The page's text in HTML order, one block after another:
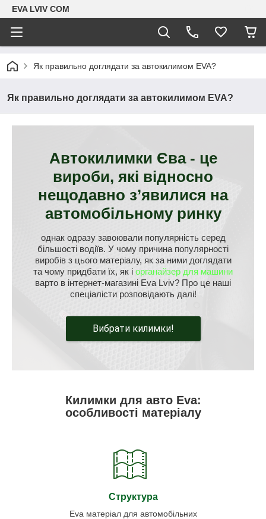
EVA LVIV COM
Як правильно доглядати за автокилимом EVA?
Як правильно доглядати за автокилимом EVA?
Автокилимки Єва - це
вироби, які відносно
нещодавно з’явилися на
автомобільному ринку
однак одразу завоювали популярність серед
більшості водіїв. У чому причина популярності
виробів з цього матеріалу, як за ними доглядати
та чому придбати їх, як і органайзер для машини
варто в інтернет-магазині Eva Lviv? Про це наші
спеціалісти розповідають далі!
Вибрати килимки!
Килимки для авто Eva:
особливості матеріалу
Структура
Eva матеріал для автомобільних